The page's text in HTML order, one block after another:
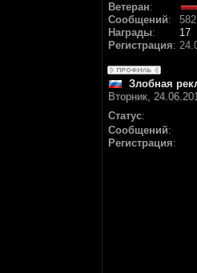
Ветеран:
Сообщений:
Награды:
17
Регистрация:
Злобная
Вторник,
Статус:
Сообщений:
Регистрация: